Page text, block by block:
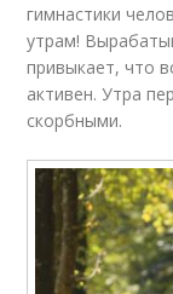
гимнастики
утрам!
привыкает, что
активен. Утра
скорбными.